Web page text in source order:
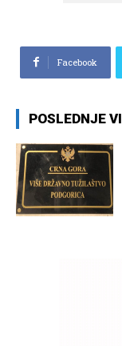
Facebook
POSLEDNJE